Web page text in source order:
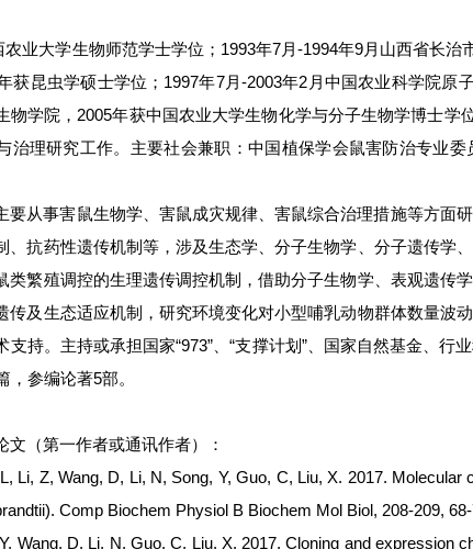
业大学生物师范学士学位；1993年7月-1994年9月山西省长治
获昆虫学硕士学位；1997年7月-2003年2月中国农业科学院原
物学院，2005年获中国农业大学生物化学与分子生物学博士
治理研究工作。主要社会兼职：中国植保学会鼠害防治专业
要从事害鼠生物学、害鼠成灾规律、害鼠综合治理措施等方面
、抗药性遗传机制等，涉及生态学、分子生物学、分子遗传学
类繁殖调控的生理遗传调控机制，借助分子生物学、表观遗传
传及生态适应机制，研究环境变化对小型哺乳动物群体数量波
支持。主持或承担国家“973”、“支撑计划”、国家自然基金、
，参编论著5部。
文（第一作者或通讯作者）：
Li, Z, Wang, D, Li, N, Song, Y, Guo, C, Liu, X. 2017.
Comp Biochem Physiol B Biochem Mol Biol, 208-209,
Wang, D, Li, N, Guo, C, Liu, X. 2017. Cloning and expression